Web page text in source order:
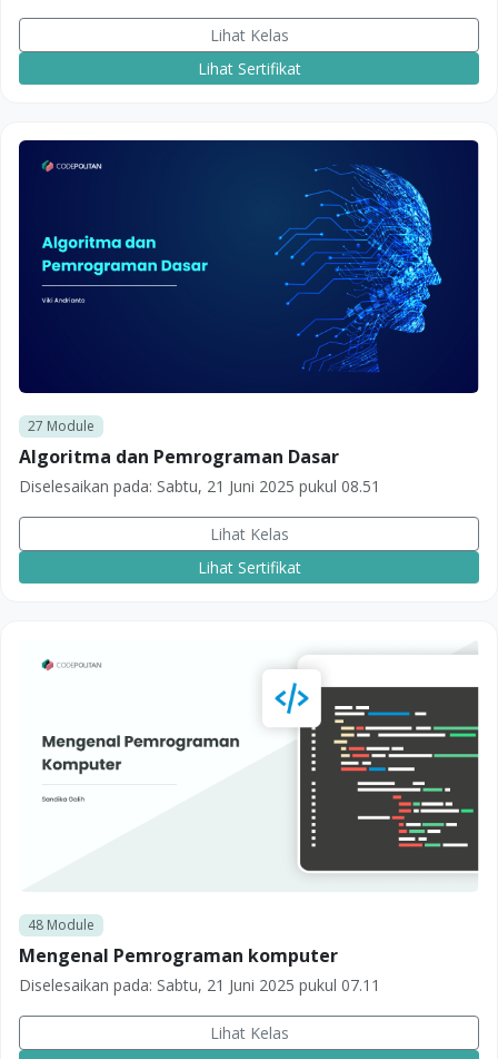
Lihat Kelas
Lihat Sertifikat
27 Module
Algoritma dan Pemrograman Dasar
Diselesaikan pada: Sabtu, 21 Juni 2025 pukul 08.51
Lihat Kelas
Lihat Sertifikat
48Module
Mengenal Pemrograman komputer
Diselesaikan pada: Sabtu, 21 Juni 2025 pukul 07.11
Lihat Kelas